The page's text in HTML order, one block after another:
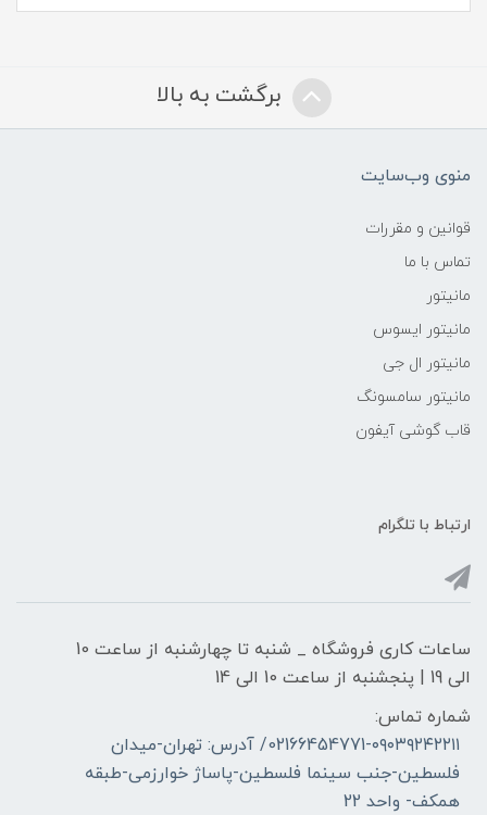
برگشت به بالا
منوی وب‌سایت
قوانین و مقررات
تماس با ما
مانیتور
مانیتور ایسوس
مانیتور ال جی
مانیتور سامسونگ
قاب گوشی آیفون
ارتباط با تلگرام
ساعات کاری فروشگاه _ شنبه تا چهارشنبه از ساعت 10
الی 19 | پنجشنبه از ساعت 10 الی 14
شماره تماس:
02166454771-۰۹۰۳۹۲۴۲۲۱۱/ آدرس: تهران-میدان
فلسطین-جنب سینما فلسطین-پاساژ خوارزمی-طبقه
همکف- واحد 22